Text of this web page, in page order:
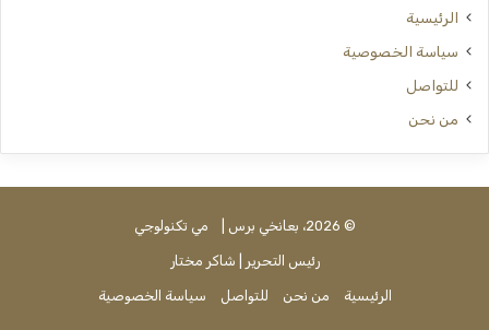
الرئيسية
سياسة الخصوصية
للتواصل
من نحن
© 2026، بعانخي برس | مي تكنولوجي
رئيس التحرير | شاكر مختار
الرئيسية من نحن للتواصل سياسة الخصوصية